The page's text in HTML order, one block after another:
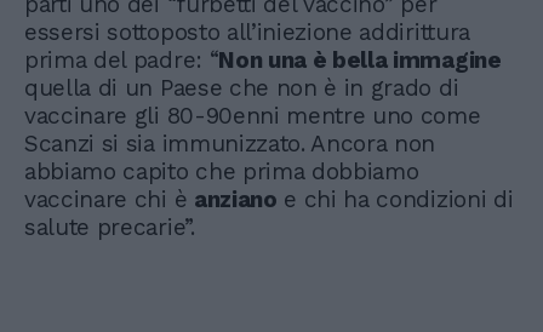
essersi sottoposto all’iniezione addirittura
prima del padre: “Non una è bella immagine
quella di un Paese che non è in grado di
vaccinare gli 80-90enni mentre uno come
Scanzi si sia immunizzato. Ancora non
abbiamo capito che prima dobbiamo
vaccinare chi è anziano e chi ha condizioni di
salute precarie”.